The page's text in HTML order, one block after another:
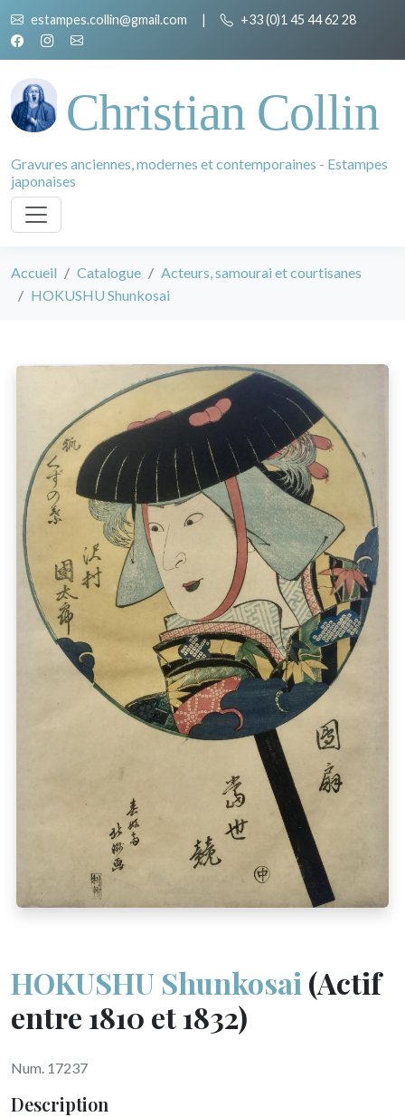
estampes.collin@gmail.com | +33 (0)1 45 44 62 28
Christian Collin
Gravures anciennes, modernes et contemporaines - Estampes
japonaises
Accueil Catalogue
Acteurs, samourai et courtisanes
HOKUSHU Shunkosai
HOKUSHU Shunkosai (Actif
entre 1810 et 1832)
Num. 17237
Description